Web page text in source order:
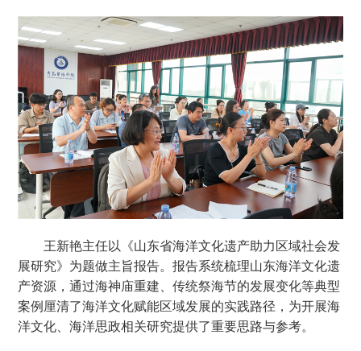
王新艳主任以《山东省海洋文化遗产助力区域社会发
展研究》为题做主旨报告。报告系统梳理山东海洋文化遗
产资源，通过海神庙重建、传统祭海节的发展变化等典型
案例厘清了海洋文化赋能区域发展的实践路径，为开展海
洋文化、海洋思政相关研究提供了重要思路与参考。